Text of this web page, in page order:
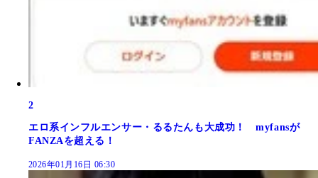
2
エロ系インフルエンサー・るるたんも大成功！ myfansが
FANZAを超える！
2026年01月16日 06:30